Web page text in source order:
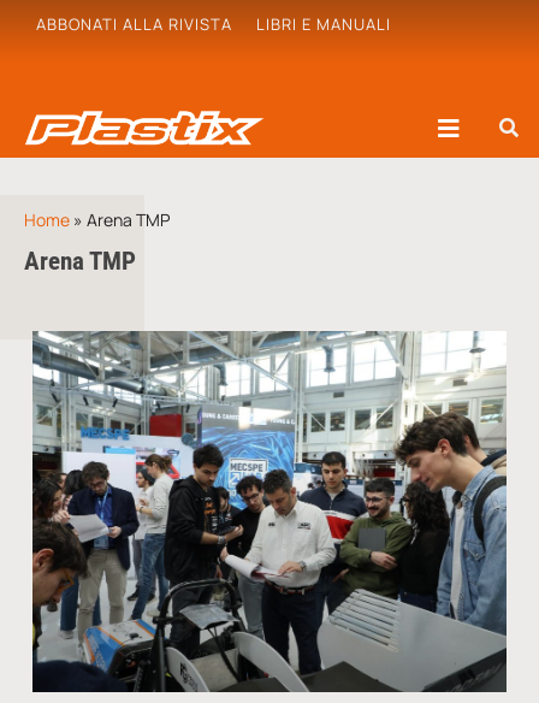
ABBONATI ALLA RIVISTA LIBRI E MANUALI
Home » Arena TMP
Arena TMP